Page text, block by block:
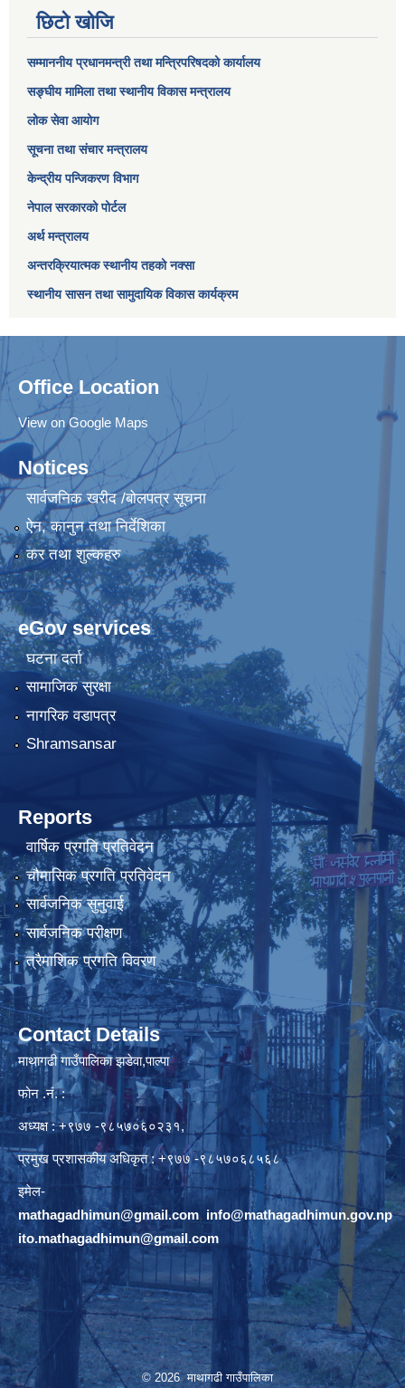
छिटो खोजि
सम्माननीय प्रधानमन्त्री तथा मन्त्रिपरिषद‌को कार्यालय
सङ्घीय मामिला तथा स्थानीय विकास मन्त्रालय
लोक सेवा आयोग
सूचना तथा संचार मन्त्रालय
केन्द्रीय पन्जिकरण विभाग
नेपाल सरकारको पोर्टल
अर्थ मन्त्रालय
अन्तरक्रियात्मक स्थानीय तहको नक्सा
स्थानीय सासन तथा सामुदायिक विकास कार्यक्रम
Office Location
View on Google Maps
Notices
सार्वजनिक खरीद /बोलपत्र सूचना
ऐन, कानुन तथा निर्देशिका
कर तथा शुल्कहरु
eGov services
घटना दर्ता
सामाजिक सुरक्षा
नागरिक वडापत्र
Shramsansar
Reports
वार्षिक प्रगति प्रतिवेदन
चौमासिक प्रगति प्रतिवेदन
सार्वजनिक सुनुवाई
सार्वजनिक परीक्षण
त्रैमाशिक प्रगति विवरण
Contact Details
माथागढी गाउँपालिका झडेवा,पाल्पा
फोन .नं. :
अध्यक्ष : +९७७ -९८५७०६०२३१,
प्रमुख प्रशासकीय अधिकृत : +९७७ -९८५७०६८५६८
इमेल-
mathagadhimun@gmail.com, info@mathagadhimun.gov.np
ito.mathagadhimun@gmail.com
© 2026 माथागढी गाउँपालिका